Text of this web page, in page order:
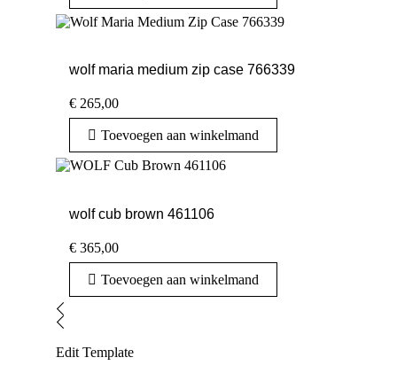
wolf maria medium zip case 766339
€ 265,00
Toevoegen aan winkelmand
wolf cub brown 461106
€ 365,00
Toevoegen aan winkelmand
Edit Template